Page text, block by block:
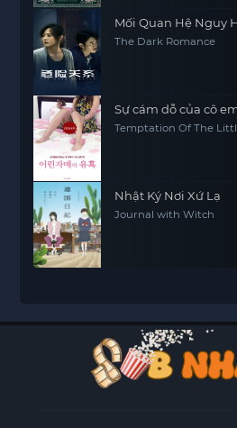
Mối Quan Hệ Nguy
The Dark Romance
Sự cám dỗ của cô
Temptation Of The
Nhật Ký Nơi Xứ Lạ
Journal with Witch